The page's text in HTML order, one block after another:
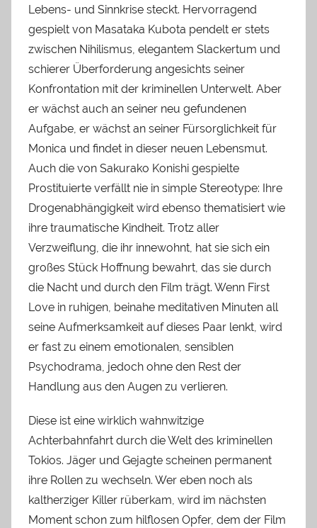
Lebens- und Sinnkrise steckt. Hervorragend
gespielt von Masataka Kubota pendelt er stets
zwischen Nihilismus, elegantem Slackertum und
schierer Überforderung angesichts seiner
Konfrontation mit der kriminellen Unterwelt. Aber
er wächst auch an seiner neu gefundenen
Aufgabe, er wächst an seiner Fürsorglichkeit für
Monica und findet in dieser neuen Lebensmut.
Auch die von Sakurako Konishi gespielte
Prostituierte verfällt nie in simple Stereotype: Ihre
Drogenabhängigkeit wird ebenso thematisiert wie
ihre traumatische Kindheit. Trotz aller
Verzweiflung, die ihr innewohnt, hat sie sich ein
großes Stück Hoffnung bewahrt, das sie durch
die Nacht und durch den Film trägt. Wenn First
Love in ruhigen, beinahe meditativen Minuten all
seine Aufmerksamkeit auf dieses Paar lenkt, wird
er fast zu einem emotionalen, sensiblen
Psychodrama, jedoch ohne den Rest der
Handlung aus den Augen zu verlieren.
Diese ist eine wirklich wahnwitzige
Achterbahnfahrt durch die Welt des kriminellen
Tokios. Jäger und Gejagte scheinen permanent
ihre Rollen zu wechseln. Wer eben noch als
kaltherziger Killer rüberkam, wird im nächsten
Moment schon zum hilflosen Opfer, dem der Film